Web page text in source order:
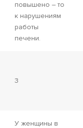
повышено – то
к нарушениям
работы
печени.
3
У женщины в